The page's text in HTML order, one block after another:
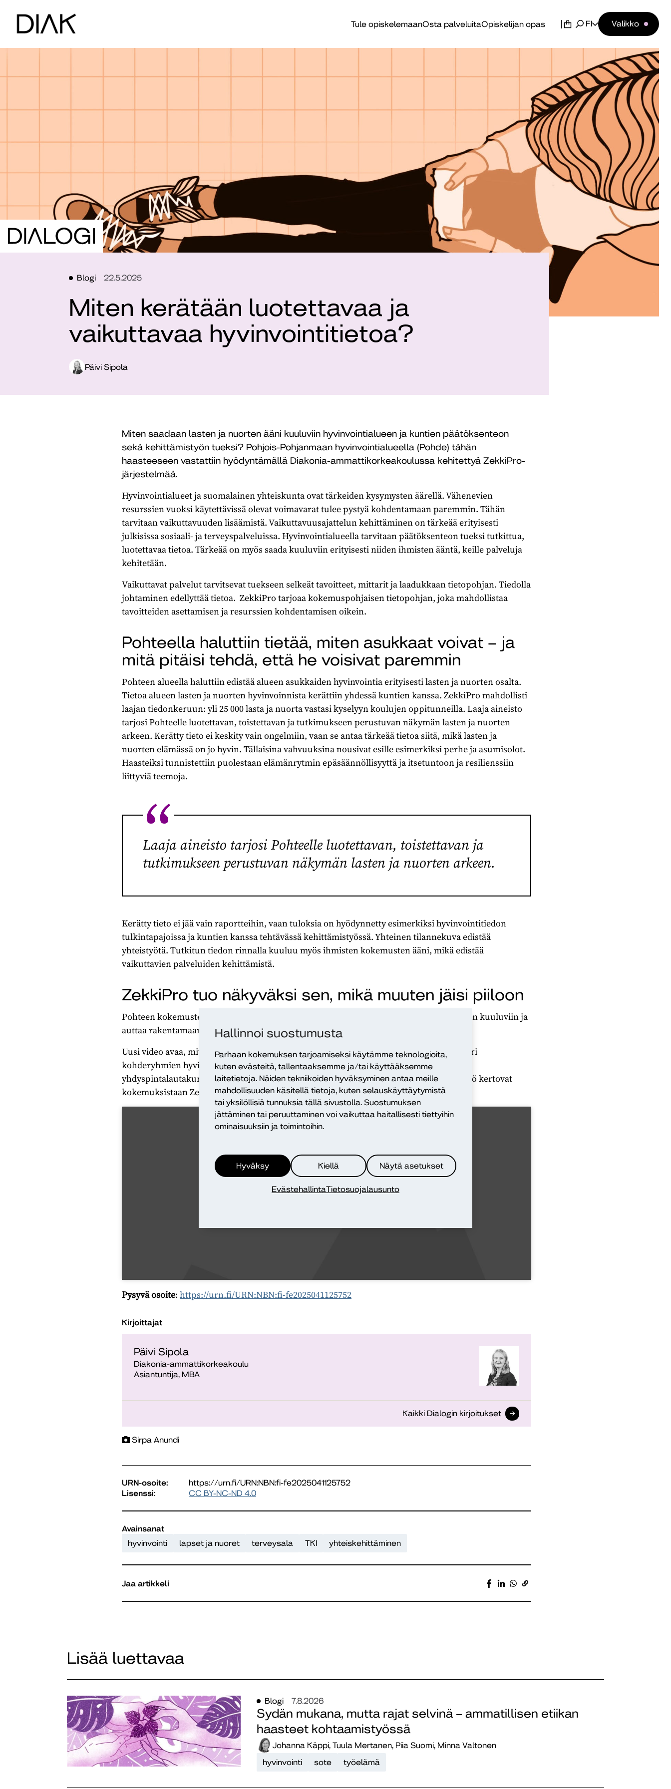
Hallinnoi suostumusta
Parhaan kokemuksen tarjoamiseksi käytämme teknologioita,
kuten evästeitä, tallentaaksemme ja/tai käyttääksemme
laitetietoja. Näiden tekniikoiden hyväksyminen antaa meille
mahdollisuuden käsitellä tietoja, kuten selauskäyttäytymistä
tai yksilöllisiä tunnuksia tällä sivustolla. Suostumuksen
jättäminen tai peruuttaminen voi vaikuttaa haitallisesti tiettyihin
ominaisuuksiin ja toimintoihin.
Hyväksy Kiellä Näytä asetukset
EvästehallintaTietosuojalausunto
Tule opiskelemaanOsta palveluitaOpiskelijan opas FI Valikko
Blogi 22.5.2025
Miten kerätään luotettavaa ja
vaikuttavaa hyvinvointitietoa?
Päivi Sipola
Miten saadaan lasten ja nuorten ääni kuuluviin hyvinvointialueen ja kuntien päätöksenteon
sekä kehittämistyön tueksi? Pohjois-Pohjanmaan hyvinvointialueella (Pohde) tähän
haasteeseen vastattiin hyödyntämällä Diakonia-ammattikorkeakoulussa kehitettyä ZekkiPro-
järjestelmää.
Hyvinvointialueet ja suomalainen yhteiskunta ovat tärkeiden kysymysten äärellä. Vähenevien
resurssien vuoksi käytettävissä olevat voimavarat tulee pystyä kohdentamaan paremmin. Tähän
tarvitaan vaikuttavuuden lisäämistä. Vaikuttavuusajattelun kehittäminen on tärkeää erityisesti
julkisissa sosiaali- ja terveyspalveluissa. Hyvinvointialueella tarvitaan päätöksenteon tueksi tutkittua,
luotettavaa tietoa. Tärkeää on myös saada kuuluviin erityisesti niiden ihmisten ääntä, keille palveluja
kehitetään.
Vaikuttavat palvelut tarvitsevat tuekseen selkeät tavoitteet, mittarit ja laadukkaan tietopohjan. Tiedolla
johtaminen edellyttää tietoa. ZekkiPro tarjoaa kokemuspohjaisen tietopohjan, joka mahdollistaa
tavoitteiden asettamisen ja resurssien kohdentamisen oikein.
Pohteella haluttiin tietää, miten asukkaat voivat – ja
mitä pitäisi tehdä, että he voisivat paremmin
Pohteen alueella haluttiin edistää alueen asukkaiden hyvinvointia erityisesti lasten ja nuorten osalta.
Tietoa alueen lasten ja nuorten hyvinvoinnista kerättiin yhdessä kuntien kanssa. ZekkiPro mahdollisti
laajan tiedonkeruun: yli 25 000 lasta ja nuorta vastasi kyselyyn koulujen oppitunneilla. Laaja aineisto
tarjosi Pohteelle luotettavan, toistettavan ja tutkimukseen perustuvan näkymän lasten ja nuorten
arkeen. Kerätty tieto ei keskity vain ongelmiin, vaan se antaa tärkeää tietoa siitä, mikä lasten ja
nuorten elämässä on jo hyvin. Tällaisina vahvuuksina nousivat esille esimerkiksi perhe ja asumisolot.
Haasteiksi tunnistettiin puolestaan elämänrytmin epäsäännöllisyyttä ja itsetuntoon ja resilienssiin
liittyviä teemoja.
Laaja aineisto tarjosi Pohteelle luotettavan, toistettavan ja
tutkimukseen perustuvan näkymän lasten ja nuorten arkeen.
Kerätty tieto ei jää vain raportteihin, vaan tuloksia on hyödynnetty esimerkiksi hyvinvointitiedon
tulkintapajoissa ja kuntien kanssa tehtävässä kehittämistyössä. Yhteinen tilannekuva edistää
yhteistyötä. Tutkitun tiedon rinnalla kuuluu myös ihmisten kokemusten ääni, mikä edistää
vaikuttavien palveluiden kehittämistä.
ZekkiPro tuo näkyväksi sen, mikä muuten jäisi piiloon
Pohteen kokemusten perusteella ZekkiPro tuo hyvinvointialueen lasten ja nuorten äänen kuuluviin ja
auttaa rakentamaan parempia palveluita.
Uusi video avaa, miten ZekkiPro tukee vaikuttavuuden arviointia ja tiedolla johtamista eri
kohderyhmien hyvinvoinnin kehittämisessä.VideollaPohteen aluevaltuutettu,
yhdyspintalautakunnan puheenjohtaja sekä Pohteen hyvinvoinnin edistämisen päällikkö kertovat
kokemuksistaan ZekkiPron käytöstä.
Paina tästä markkinointi hyväksyäksesi markkinointievästeet
Pysyvä osoite: https://urn.fi/URN:NBN:fi-fe2025041125752
Kirjoittajat
Päivi Sipola
Diakonia-ammattikorkeakoulu
Asiantuntija, MBA
Kaikki Dialogin kirjoitukset
Sirpa Anundi
URN-osoite:
https://urn.fi/URN:NBN:fi-fe2025041125752
Lisenssi:
CC BY-NC-ND 4.0
Avainsanat
hyvinvointi
lapset ja nuoret terveysala TKI yhteiskehittäminen
Jaa artikkeli
Lisää luettavaa
Blogi 7.8.2026
Sydän mukana, mutta rajat selvinä – ammatillisen etiikan
haasteet kohtaamistyössä
Johanna Käppi, Tuula Mertanen, Piia Suomi, Minna Valtonen
hyvinvointi
sote työelämä